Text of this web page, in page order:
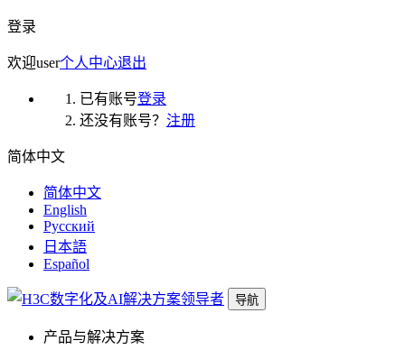
登录
欢迎user个人中心退出
已有账号登录
还没有账号？ 注册
简体中文
简体中文
English
Русский
日本語
Español
导航
产品与解决方案